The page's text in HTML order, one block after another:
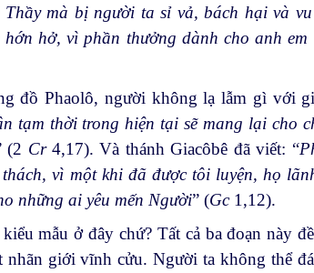
mà bị người ta sỉ vả, bách hại và
hớn hở, vì phần thưởng dành cho anh
đồ Phaolô, người không lạ lẫm gì với
tạm thời trong hiện tại sẽ mang lại cho
(2 Cr4,17). Và thánh Giacôbê đã viết: “
vì một khi đã được tôi luyện, họ
những ai yêu mến Người” (Gc 1,12).
mẫu ở đây chứ? Tất cả ba đoạn này
nhãn giới vĩnh cửu. Người ta không thể